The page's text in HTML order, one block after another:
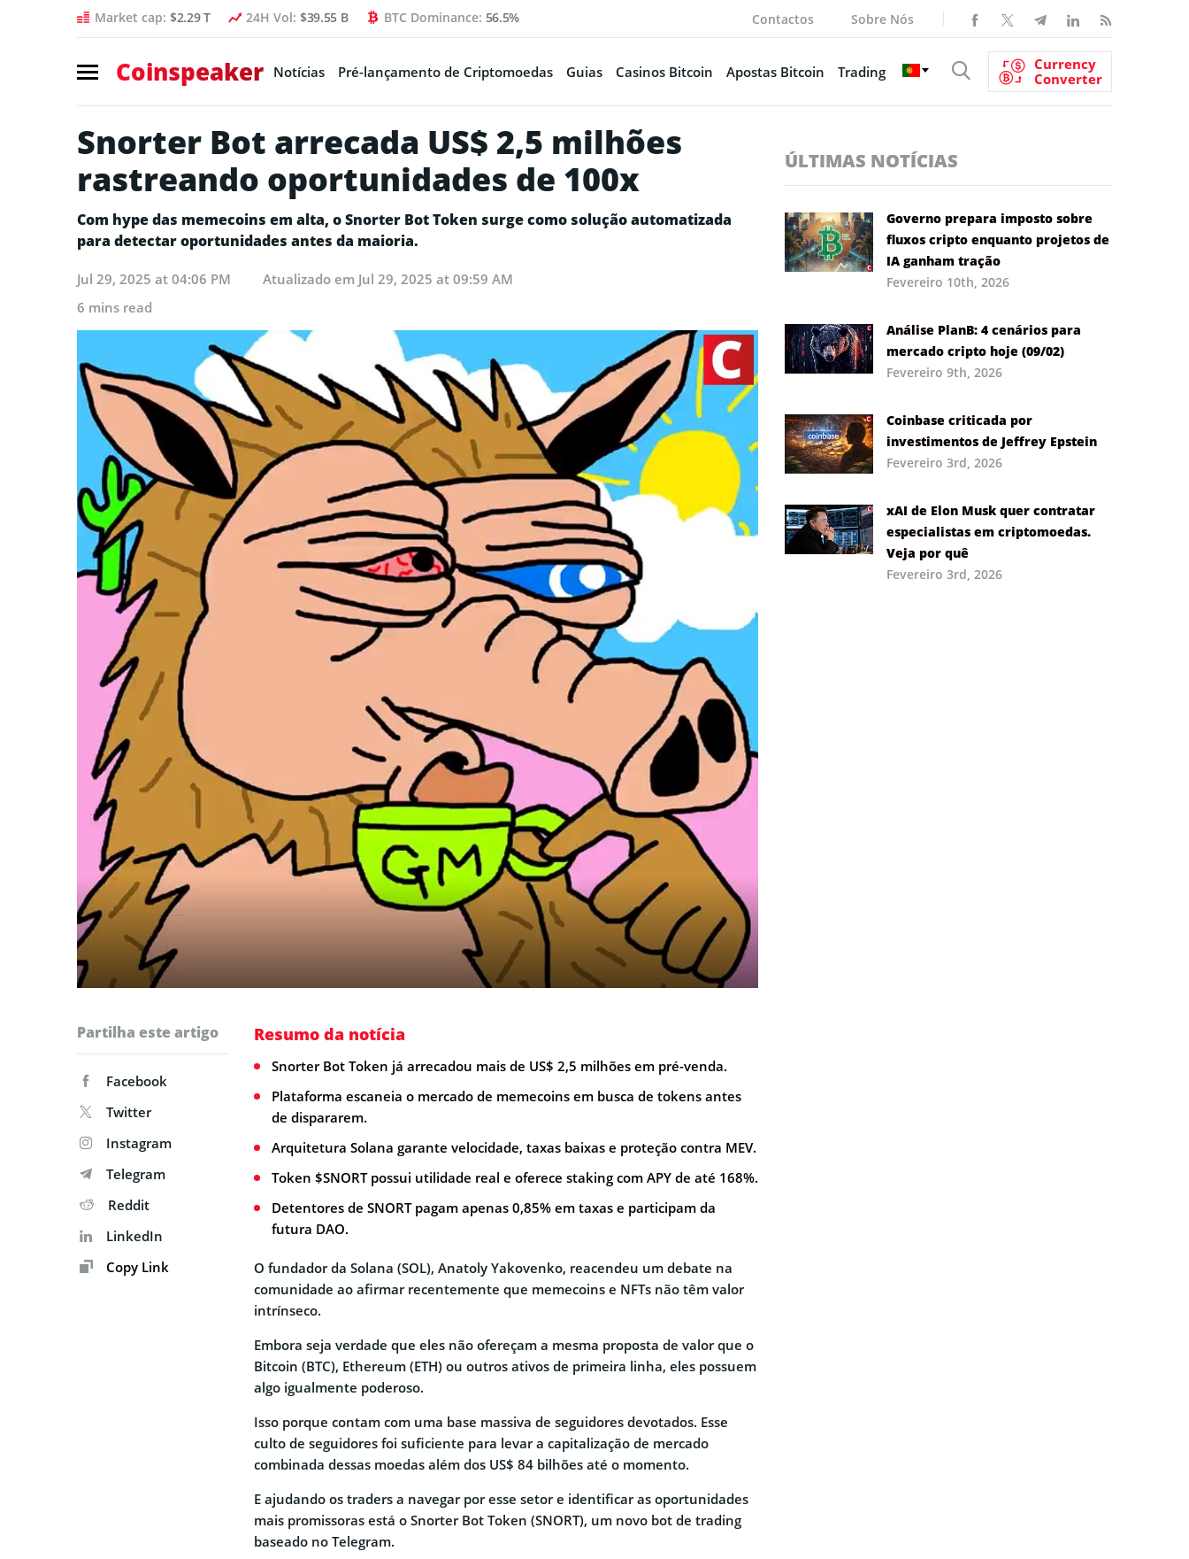
Market cap: $2.29 T 24H Vol: $39.55 B BTC Dominance: 56.5% Contactos Sobre Nós
Coinspeaker Notícias Pré-lançamento de Criptomoedas Guias Casinos Bitcoin Apostas Bitcoin Trading
Currency
Converter
Snorter Bot arrecada US$ 2,5 milhões
rastreando oportunidades de 100x
Com hype das memecoins em alta, o Snorter Bot Token surge como solução automatizada
para detectar oportunidades antes da maioria.
Jul 29, 2025 at 04:06 PM Atualizado em Jul 29, 2025 at 09:59 AM
6 mins read
Partilha este artigo
Facebook
Twitter
Instagram
Telegram
Reddit
LinkedIn
Copy Link
Resumo da notícia
Snorter Bot Token já arrecadou mais de US$ 2,5 milhões em pré-venda.
Plataforma escaneia o mercado de memecoins em busca de tokens antes
de dispararem.
Arquitetura Solana garante velocidade, taxas baixas e proteção contra MEV.
Token $SNORT possui utilidade real e oferece staking com APY de até 168%.
Detentores de SNORT pagam apenas 0,85% em taxas e participam da
futura DAO.
O fundador da Solana (SOL), Anatoly Yakovenko, reacendeu um debate na
comunidade ao afirmar recentemente que memecoins e NFTs não têm valor
intrínseco.
Embora seja verdade que eles não ofereçam a mesma proposta de valor que o
Bitcoin (BTC), Ethereum (ETH) ou outros ativos de primeira linha, eles possuem
algo igualmente poderoso.
Isso porque contam com uma base massiva de seguidores devotados. Esse
culto de seguidores foi suficiente para levar a capitalização de mercado
combinada dessas moedas além dos US$ 84 bilhões até o momento.
E ajudando os traders a navegar por esse setor e identificar as oportunidades
mais promissoras está o Snorter Bot Token (SNORT), um novo bot de trading
baseado no Telegram.
ÚLTIMAS NOTÍCIAS
Governo prepara imposto sobre
fluxos cripto enquanto projetos de
IA ganham tração
Fevereiro 10th, 2026
Análise PlanB: 4 cenários para
mercado cripto hoje (09/02)
Fevereiro 9th, 2026
Coinbase criticada por
investimentos de Jeffrey Epstein
Fevereiro 3rd, 2026
xAI de Elon Musk quer contratar
especialistas em criptomoedas.
Veja por quê
Fevereiro 3rd, 2026